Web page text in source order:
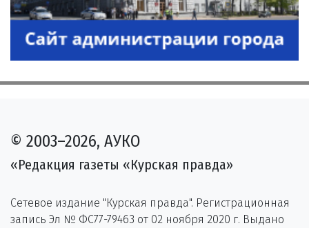
© 2003–2026, АУКО
«Редакция газеты «Курская правда»
Сетевое издание "Курская правда". Регистрационная
запись Эл № ФС77-79463 от 02 ноября 2020 г. Выдано